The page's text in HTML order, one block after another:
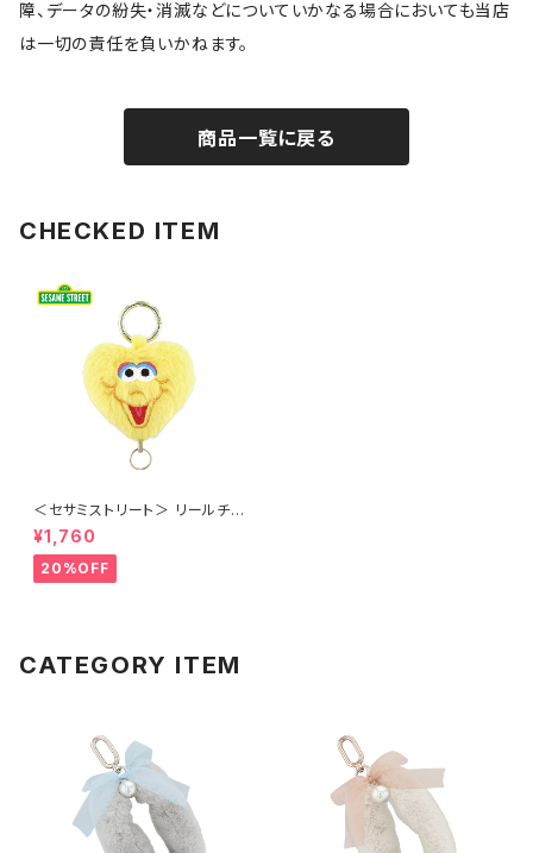
障、データの紛失・消滅などについていかなる場合においても当店
は一切の責任を負いかねます。
商品一覧に戻る
CHECKED ITEM
＜セサミストリート＞ リールチャ
ーム ビッグバード LSS-G001-
D
¥1,760
20%OFF
CATEGORY ITEM